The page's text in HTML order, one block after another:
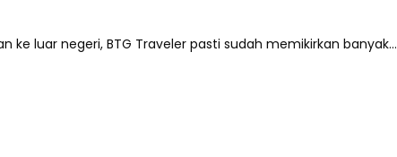
luar negeri, BTG Traveler pasti sudah memikirkan banyak…